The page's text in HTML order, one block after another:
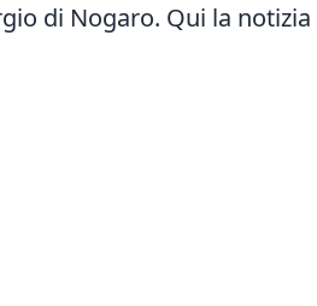
di Nogaro. Qui la